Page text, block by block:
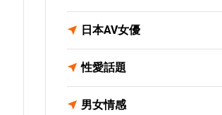
日本AV女優
性愛話題
男女情感